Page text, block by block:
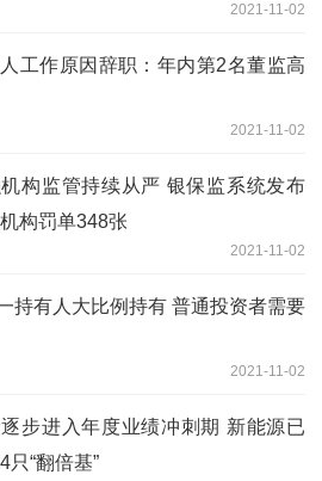
2021-11-02
工作原因辞职：年内第2名董监高
2021-11-02
构监管持续从严 银保监系统发布
构罚单348张
2021-11-02
持有人大比例持有 普通投资者需要
2021-11-02
步进入年度业绩冲刺期 新能源已
只“翻倍基”